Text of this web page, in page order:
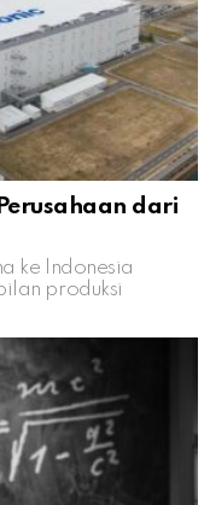
dari
ke Indonesia
produksi